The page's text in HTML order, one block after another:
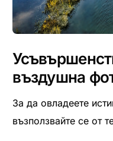
въздушна
За да овладеете
възползвайте се от